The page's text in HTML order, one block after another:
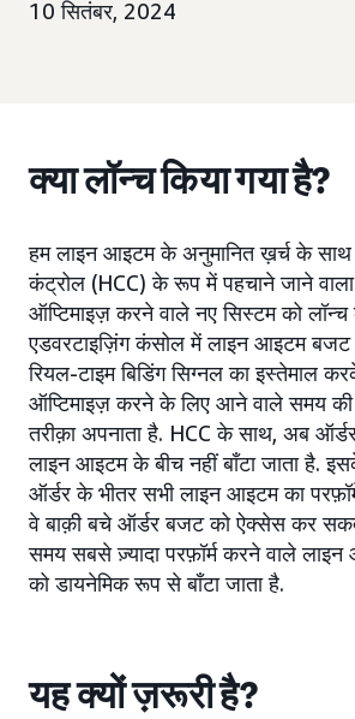
10 सितंबर, 2024
क्या लॉन्च किया गया है?
हम लाइन आइटम के अनुमानित ख़र्च के
कंट्रोल (HCC) के रूप में पहचाने जाने
ऑप्टिमाइज़ करने वाले नए सिस्टम को
एडवरटाइज़िंग कंसोल में लाइन आइटम बजट
रियल-टाइम बिडिंग सिग्नल का इस्तेमाल
ऑप्टिमाइज़ करने के लिए आने वाले समय
तरीक़ा अपनाता है. HCC के साथ, अब
लाइन आइटम के बीच नहीं बाँटा जाता है.
ऑर्डर के भीतर सभी लाइन आइटम का
वे बाक़ी बचे ऑर्डर बजट को ऐक्सेस कर
समय सबसे ज़्यादा परफ़ॉर्म करने वाले
को डायनेमिक रूप से बाँटा जाता है.
यह क्यों ज़रूरी है?